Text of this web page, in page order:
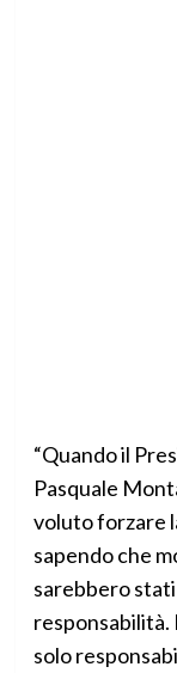
“Quando il
Pasquale
voluto forzare
sapendo che
sarebbero
responsabilità.
solo